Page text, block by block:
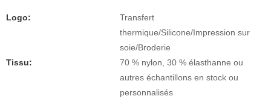
Logo:
Transfert
thermique/Silicone/Impression sur
soie/Broderie
Tissu:
70 % nylon, 30 % élasthanne ou
autres échantillons en stock ou
personnalisés